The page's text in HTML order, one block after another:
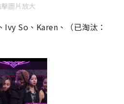
擊圖片放大
Ivy So、Karen、（已淘汰：